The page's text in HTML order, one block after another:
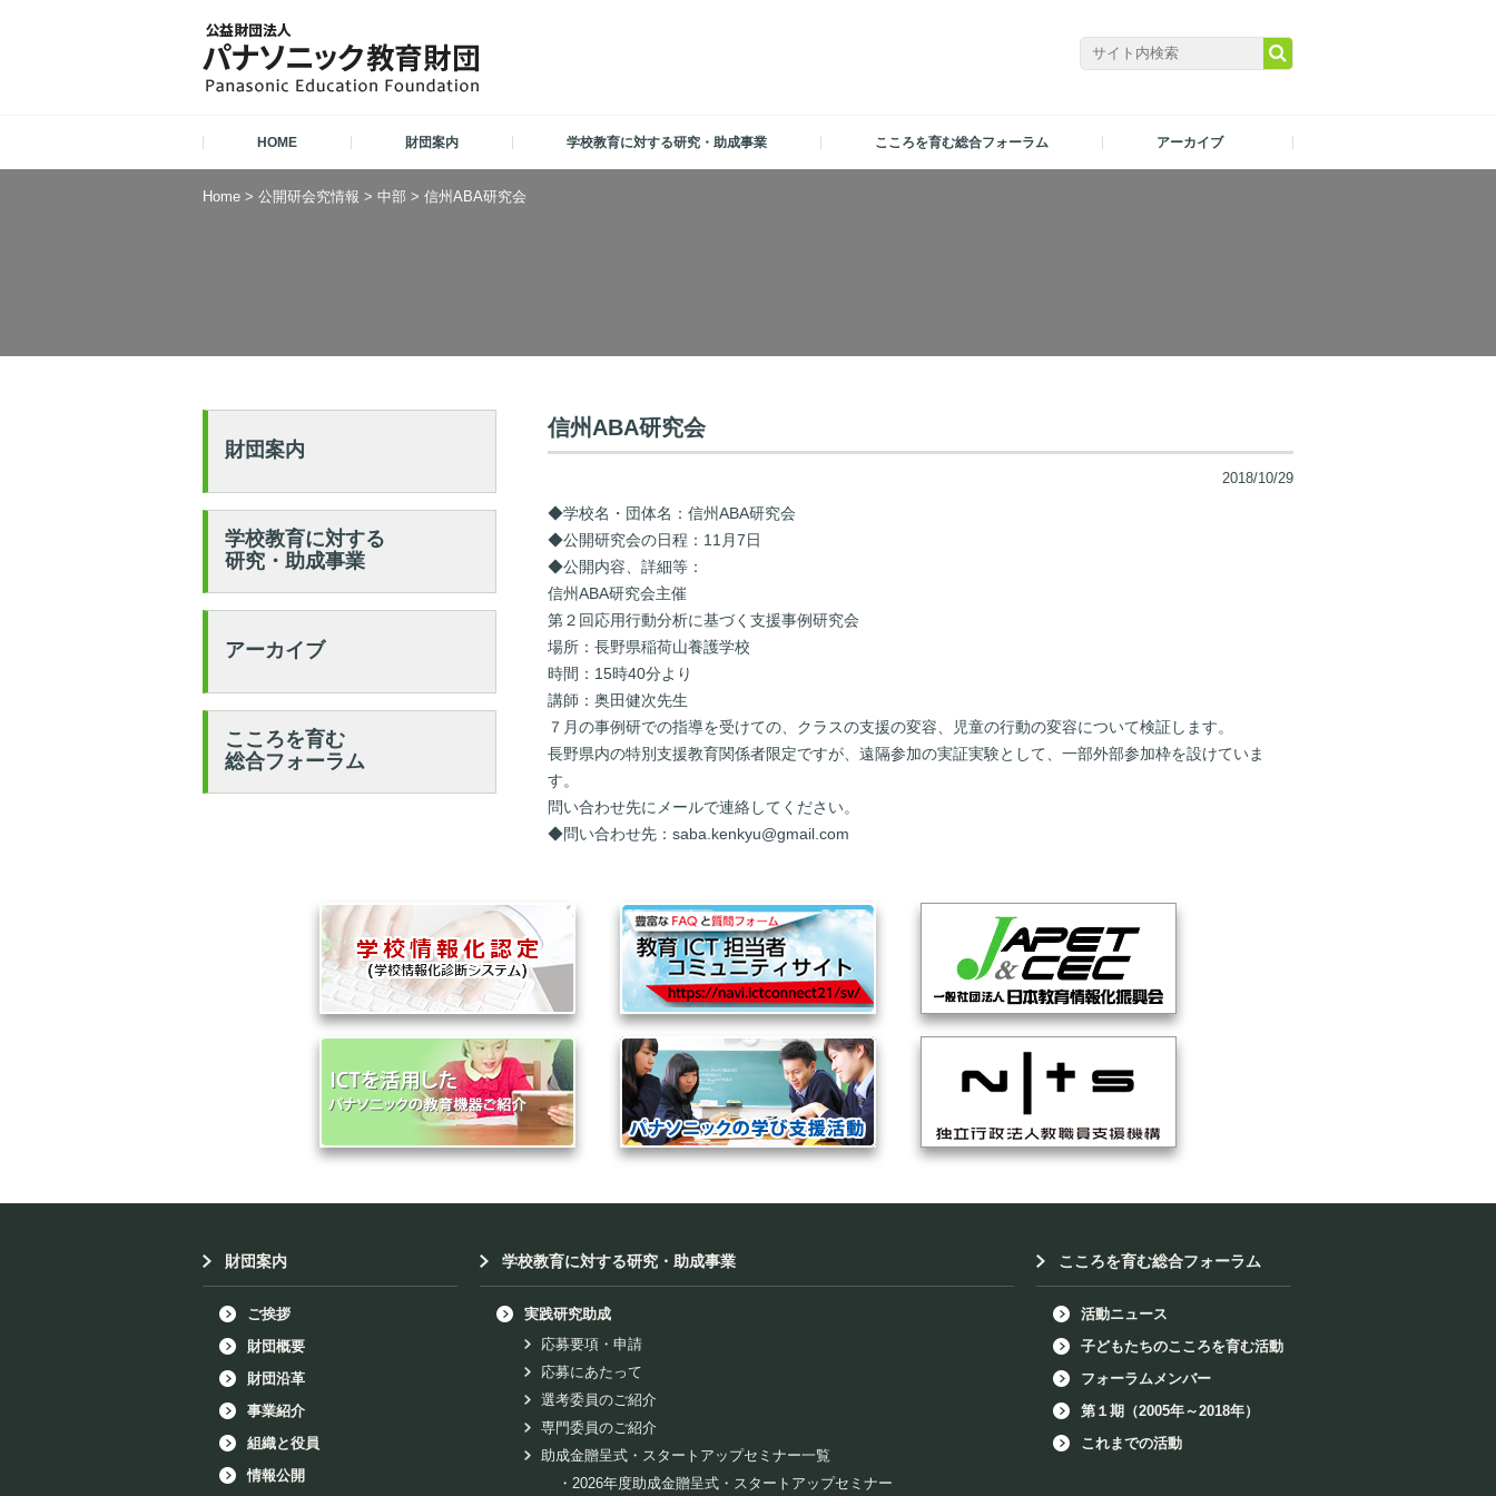
HOME 財団案内 学校教育に対する研究・助成事業 こころを育む総合フォーラム アーカイブ
Home > 公開研会究情報 > 中部 > 信州ABA研究会
信州ABA研究会
2018/10/29
◆学校名・団体名：信州ABA研究会
◆公開研究会の日程：11月7日
◆公開内容、詳細等：
信州ABA研究会主催
第２回応用行動分析に基づく支援事例研究会
場所：長野県稲荷山養護学校
時間：15時40分より
講師：奥田健次先生
７月の事例研での指導を受けての、クラスの支援の変容、児童の行動の変容について検証します。
長野県内の特別支援教育関係者限定ですが、遠隔参加の実証実験として、一部外部参加枠を設けていま
す。
問い合わせ先にメールで連絡してください。
◆問い合わせ先： saba.kenkyu@gmail.com
財団案内
学校教育に対する
研究・助成事業
アーカイブ
こころを育む
総合フォーラム
財団案内
ご挨拶
財団概要
財団沿革
事業紹介
組織と役員
情報公開
学校教育に対する研究・助成事業
実践研究助成
応募要項・申請
応募にあたって
選考委員のご紹介
専門委員のご紹介
助成金贈呈式・スタートアップセミナー一覧
・ 2026年度助成金贈呈式・スタートアップセミナー
こころを育む総合フォーラム
活動ニュース
子どもたちのこころを育む活動
フォーラムメンバー
第１期（2005年～2018年）
これまでの活動